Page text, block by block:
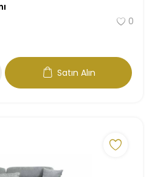
0
Satın Alın